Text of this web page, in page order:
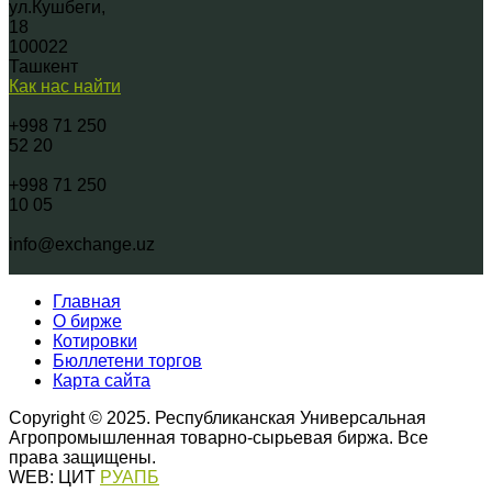
ул.Кушбеги,
18
100022
Ташкент
Как нас найти
+998 71 250
52 20
+998 71 250
10 05
info@exchange.uz
Главная
О бирже
Котировки
Бюллетени торгов
Карта сайта
Copyright © 2025. Республиканская Универсальная
Агропромышленная товарно-сырьевая биржа. Все
права защищены.
WEB: ЦИТ РУАПБ